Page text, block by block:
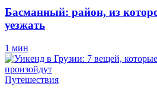
Басманный: район, из
уезжать
1 мин
Путешествия